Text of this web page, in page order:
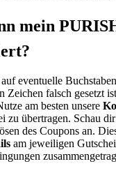
mein
eventuelle
Zeichen falsch gesetzt
am besten unsere
zu übertragen. Schau
des Coupons an.
am jeweiligen